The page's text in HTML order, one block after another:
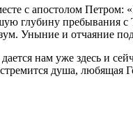
с апостолом
глубину
Уныние и отчаяние
нам уже здесь и
душа, любящая